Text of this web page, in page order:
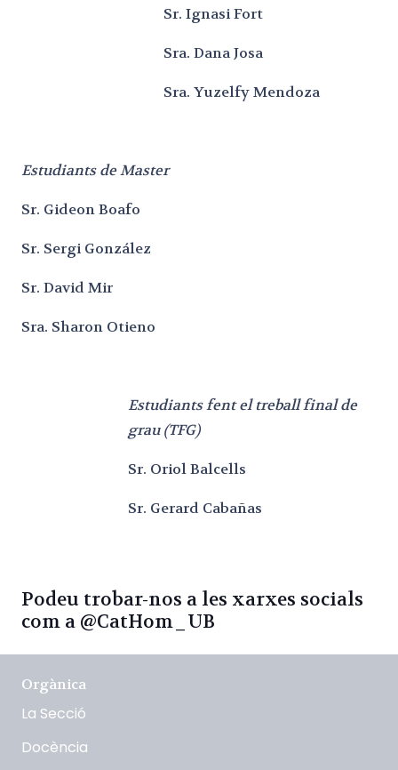
Sr. Ignasi Fort
Sra. Dana Josa
Sra. Yuzelfy Mendoza
Estudiants de Master
Sr. Gideon Boafo
Sr. Sergi González
Sr. David Mir
Sra. Sharon Otieno
Estudiants fent el treball final de
grau (TFG)
Sr. Oriol Balcells
Sr. Gerard Cabañas
Podeu trobar-nos a les xarxes socials
com a @CatHom_UB
Orgànica
La Secció
Docència